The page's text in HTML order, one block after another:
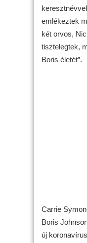
emlékeztek
két orvos,
tisztelegtek,
Boris életét”.
Carrie
Boris
új